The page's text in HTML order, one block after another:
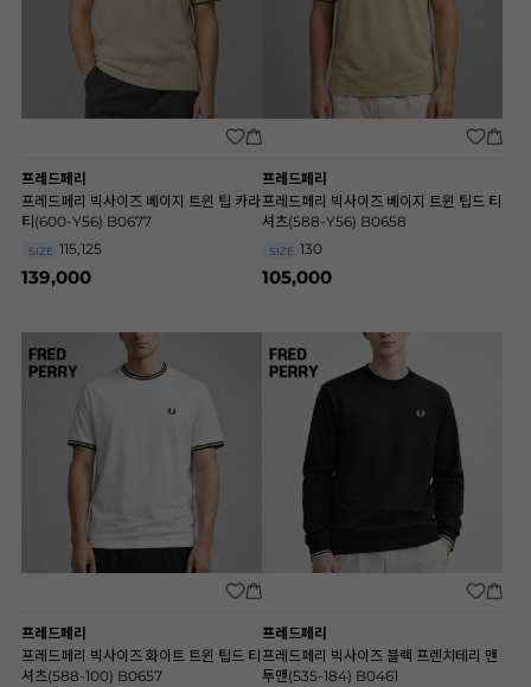
프레드페리
프레드페리 빅사이즈 베이지 트윈 팁 카라
티(600-Y56) B0677
SIZE 115,125
139,000
프레드페리
프레드페리 빅사이즈 베이지 트윈 팁드 티
셔츠(588-Y56) B0658
SIZE 130
105,000
프레드페리
프레드페리 빅사이즈 화이트 트윈 팁드 티
셔츠(588-100) B0657
프레드페리
프레드페리 빅사이즈 블랙 프렌치테리 맨
투맨(535-184) B0461